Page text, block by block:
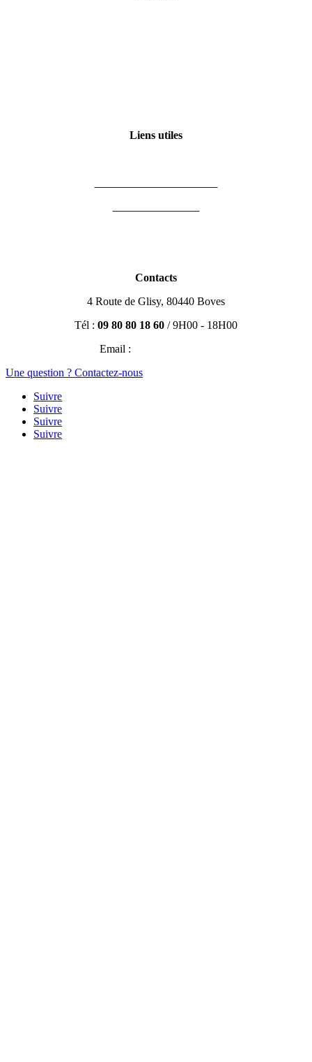
Liens utiles
Contacts
4 Route de Glisy, 80440 Boves
Tél : 09 80 80 18 60 / 9H00 - 18H00
Email :
Une question ? Contactez-nous
Suivre
Suivre
Suivre
Suivre